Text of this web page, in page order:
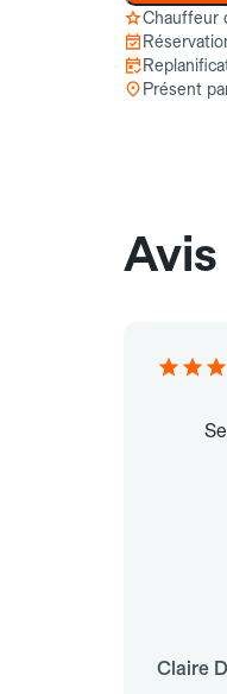
Chauffeur
Présent
Claire